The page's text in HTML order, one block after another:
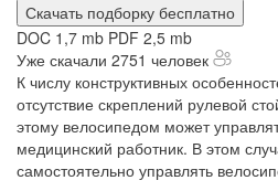
Скачать подборку бесплатно
DOC 1,7 mb PDF 2,5 mb
Уже скачали 2751 человек
К числу конструктивных
отсутствие скреплений рулевой
этому велосипедом может
медицинский работник. В этом
самостоятельно управлять